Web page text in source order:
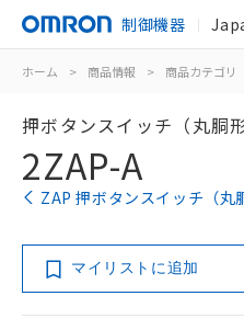
制御機器
ホーム > 商品情報 > 商品カテゴリ
押ボタンスイッチ（丸胴
2ZAP-A
ZAP 押ボタンスイッチ（
マイリストに追加